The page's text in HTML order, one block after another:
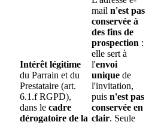
Intérêt légitime
du Parrain et du
Prestataire (art.
6.1.f RGPD),
dans le cadre
dérogatoire de la
mail n'est pas
conservée à
des fins de
prospection :
elle sert à
l'envoi
unique de
l'invitation,
puis n'est pas
conservée en
clair. Seule